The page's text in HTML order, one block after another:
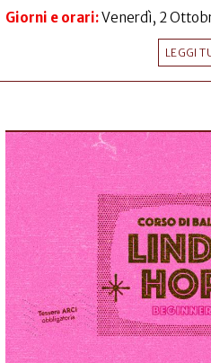
Giorni e orari:Venerdì, 2
LEGGI